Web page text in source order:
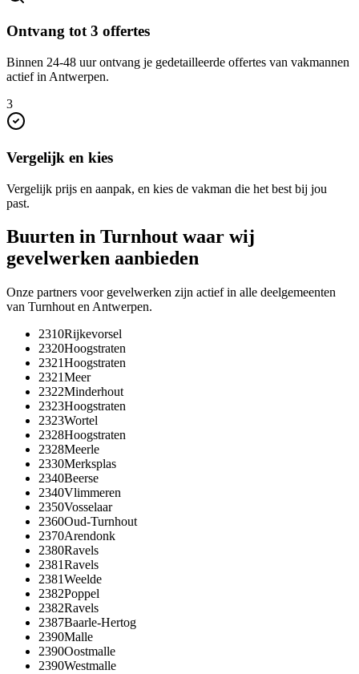
Ontvang tot 3 offertes
Binnen 24-48 uur ontvang je gedetailleerde offertes van vakmannen
actief in Antwerpen.
3
Vergelijk en kies
Vergelijk prijs en aanpak, en kies de vakman die het best bij jou
past.
Buurten in Turnhout waar wij
gevelwerken aanbieden
Onze partners voor gevelwerken zijn actief in alle deelgemeenten
van Turnhout en Antwerpen.
2310Rijkevorsel
2320Hoogstraten
2321Hoogstraten
2321Meer
2322Minderhout
2323Hoogstraten
2323Wortel
2328Hoogstraten
2328Meerle
2330Merksplas
2340Beerse
2340Vlimmeren
2350Vosselaar
2360Oud-Turnhout
2370Arendonk
2380Ravels
2381Ravels
2381Weelde
2382Poppel
2382Ravels
2387Baarle-Hertog
2390Malle
2390Oostmalle
2390Westmalle